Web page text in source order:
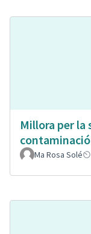
Millora per la
Ma Rosa Solé